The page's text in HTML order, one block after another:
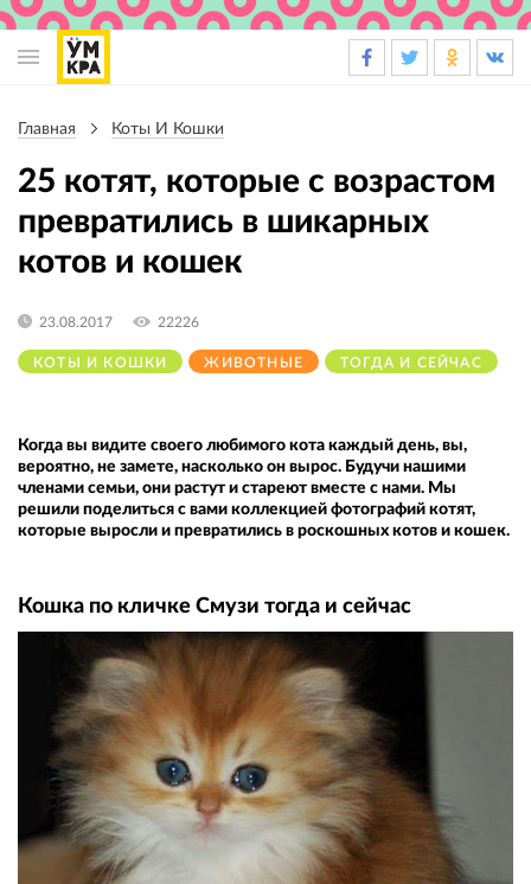
навигация
навигации
Главная Коты И Кошки
25 котят, которые с возрастом
превратились в шикарных
котов и кошек
КОТЫ И КОШКИ ЖИВОТНЫЕ ТОГДА И СЕЙЧАС
23.08.2017 22226
Когда вы видите своего любимого кота каждый день, вы,
вероятно, не замете, насколько он вырос. Будучи нашими
членами семьи, они растут и стареют вместе с нами. Мы
решили поделиться с вами коллекцией фотографий котят,
которые выросли и превратились в роскошных котов и кошек.
Кошка по кличке Смузи тогда и сейчас